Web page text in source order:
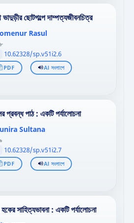
ভাদুড়ীর ছোটগল্পে দাম্পত্যজীবনচিত্র
Rasul
10.62328/sp.v51i2.6
PDF AI সংলাপে
প্রবন্ধ পাঠ : একটি পর্যালোচনা
Sultana
10.62328/sp.v51i2.7
PDF AI সংলাপে
সাহিত্যভাবনা : একটি পর্যালোচনা